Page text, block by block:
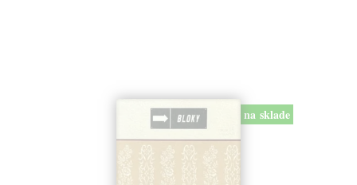
na sklade